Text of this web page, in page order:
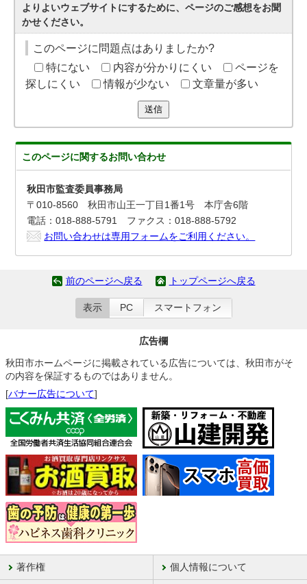
よりよいウェブサイトにするために、ページのご感想をお聞
かせください。
このページに問題点はありましたか?
特にない
内容が分かりにくい
ページを
探しにくい
情報が少ない 文章量が多い
送信
このページに関するお問い合わせ
秋田市監査委員事務局
〒010-8560 秋田市山王一丁目1番1号 本庁舎6階
電話：018-888-5791 ファクス：018-888-5792
お問い合わせは専用フォームをご利用ください。
前のページへ戻る トップページへ戻る
表示 PC スマートフォン
広告欄
秋田市ホームページに掲載されている広告については、秋田市がそ
の内容を保証するものではありません。
[バナー広告について]
著作権 個人情報について